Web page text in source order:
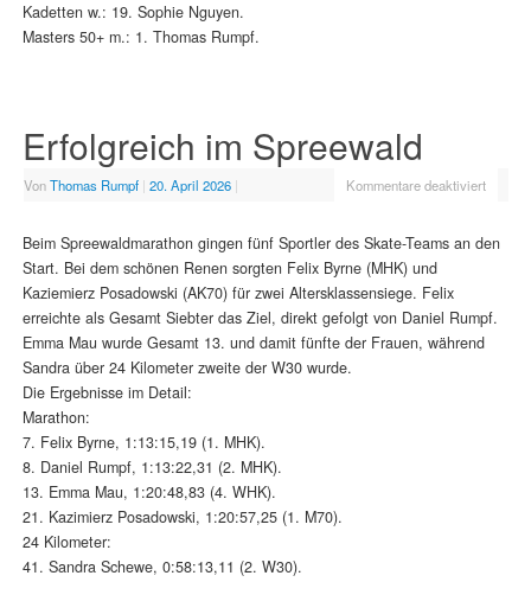
Kadetten w.: 19. Sophie Nguyen.
Masters 50+ m.: 1. Thomas Rumpf.
Erfolgreich im Spreewald
VonThomas Rumpf | 20. April 2026 | Kommentare deaktiviert
Beim Spreewaldmarathon gingen fünf Sportler des Skate-Teams an den
Start. Bei dem schönen Renen sorgten Felix Byrne (MHK) und
Kaziemierz Posadowski (AK70) für zwei Altersklassensiege. Felix
erreichte als Gesamt Siebter das Ziel, direkt gefolgt von Daniel Rumpf.
Emma Mau wurde Gesamt 13. und damit fünfte der Frauen, während
Sandra über 24 Kilometer zweite der W30 wurde.
Die Ergebnisse im Detail:
Marathon:
7. Felix Byrne, 1:13:15,19 (1. MHK).
8. Daniel Rumpf, 1:13:22,31 (2. MHK).
13. Emma Mau, 1:20:48,83 (4. WHK).
21. Kazimierz Posadowski, 1:20:57,25 (1. M70).
24 Kilometer:
41. Sandra Schewe, 0:58:13,11 (2. W30).